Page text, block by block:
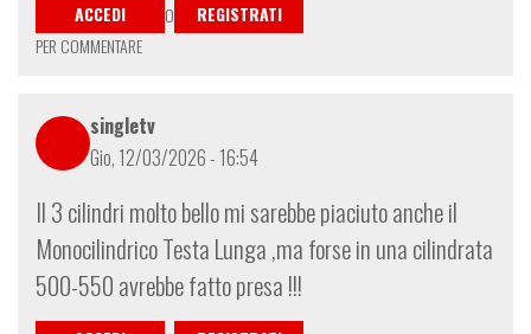
ACCEDI O
REGISTRATI
PER COMMENTARE
singletv
Gio, 12/03/2026 - 16:54
Il 3 cilindri molto bello mi sarebbe piaciuto anche il
Monocilindrico Testa Lunga ,ma forse in una cilindrata
500-550 avrebbe fatto presa !!!